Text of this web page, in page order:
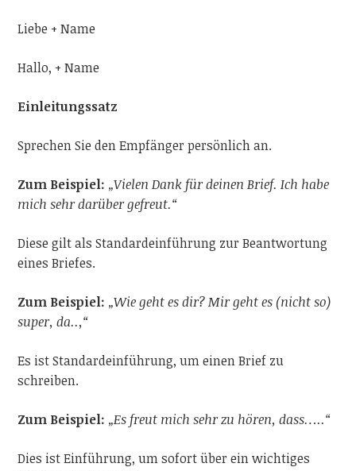
Liebe + Name
Hallo, + Name
Einleitungssatz
Sprechen Sie den Empfänger persönlich an.
Zum Beispiel: „Vielen Dank für deinen Brief. Ich habe
mich sehr darüber gefreut.“
Diese gilt als Standardeinführung zur Beantwortung
eines Briefes.
Zum Beispiel: „Wie geht es dir? Mir geht es (nicht so)
super, da..,“
Es ist Standardeinführung, um einen Brief zu
schreiben.
Zum Beispiel: „Es freut mich sehr zu hören, dass…..“
Dies ist Einführung, um sofort über ein wichtiges